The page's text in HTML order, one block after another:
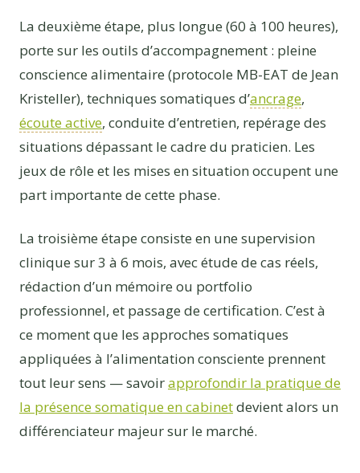
La deuxième étape, plus longue (60 à 100 heures),
porte sur les outils d’accompagnement : pleine
conscience alimentaire (protocole MB-EAT de Jean
Kristeller), techniques somatiques d’ancrage,
écoute active, conduite d’entretien, repérage des
situations dépassant le cadre du praticien. Les
jeux de rôle et les mises en situation occupent une
part importante de cette phase.
La troisième étape consiste en une supervision
clinique sur 3 à 6 mois, avec étude de cas réels,
rédaction d’un mémoire ou portfolio
professionnel, et passage de certification. C’est à
ce moment que les approches somatiques
appliquées à l’alimentation consciente prennent
tout leur sens — savoirapprofondir la pratique de
la présence somatique en cabinetdevient alors un
différenciateur majeur sur le marché.